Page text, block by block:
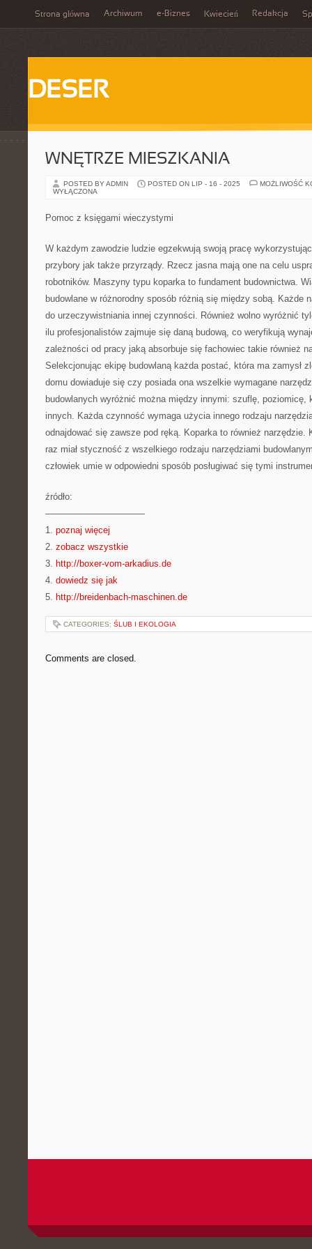
Strona główna Archiwum e-Biznes Kwiecień Redakcja
DESER
WNĘTRZE MIESZKANIA
POSTED BY ADMIN POSTED ON LIP - 16 - 2025
MOŻLIWOŚĆ
WYŁĄCZONA
Pomoc z księgami wieczystymi
W każdym zawodzie ludzie egzekwują swoją pracę
przybory jak także przyrządy. Rzecz jasna mają one na celu
robotników. Maszyny typu koparka to fundament budownictwa.
budowlane w różnorodny sposób różnią się między sobą. Każde
do urzeczywistniania innej czynności. Również wolno wyróżnić
ilu profesjonalistów zajmuje się daną budową, co weryfikują
zależności od pracy jaką absorbuje się fachowiec takie również
Selekcjonując ekipę budowlaną każda postać, która ma zamysł
domu dowiaduje się czy posiada ona wszelkie wymagane
budowlanych wyróżnić można między innymi: szuflę, poziomicę,
innych. Każda czynność wymaga użycia innego rodzaju
odnajdować się zawsze pod ręką. Koparka to również narzędzie.
raz miał styczność z wszelkiego rodzaju narzędziami
człowiek umie w odpowiedni sposób posługiwać się tymi
źródło:
———————————
1. poznaj więcej
2. zobacz wszystkie
3. http://boxer-vom-arkadius.de
4. dowiedz się jak
5. http://breidenbach-maschinen.de
CATEGORIES: ŚLUB I EKOLOGIA
Comments are closed.